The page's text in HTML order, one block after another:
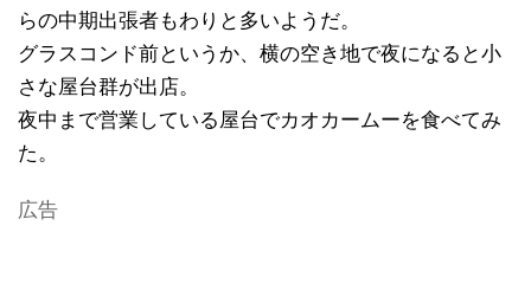
らの中期出張者もわりと多いようだ。
グラスコンド前というか、横の空き地で夜になると小
さな屋台群が出店。
夜中まで営業している屋台でカオカームーを食べてみ
た。
広告